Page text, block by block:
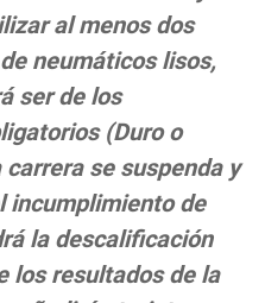
al menos dos
neumáticos lisos,
ser de los
(Duro o
se suspenda y
incumplimiento de
la descalificación
los resultados de la